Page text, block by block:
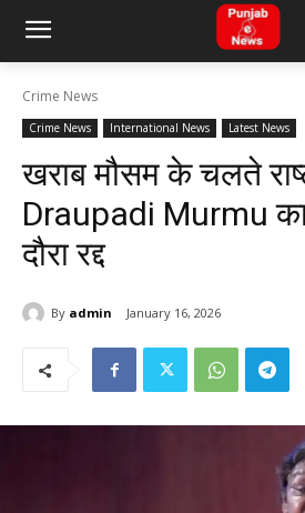
Crime News
Crime News International News Latest News
खराब मौसम के चलते
Draupadi Murmu
दौरा रद्द
By admin January 16, 2026